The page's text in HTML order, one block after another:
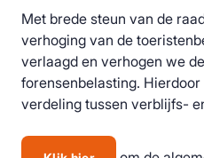
Met brede steun van de
verhoging van de
verlaagd en verhogen we
forensenbelasting.
verdeling tussen verblijfs-